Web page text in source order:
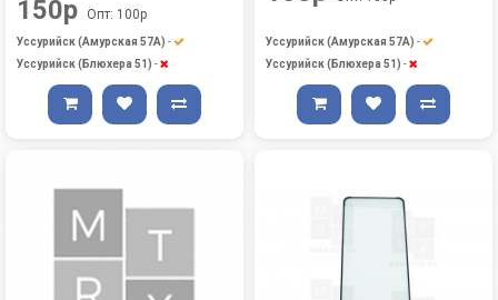
150р Опт: 100р
Уссурийск (Амурская 57А) -
Уссурийск (Блюхера 51) -
Уссурийск (Амурская 57А) -
Уссурийск (Блюхера 51) -